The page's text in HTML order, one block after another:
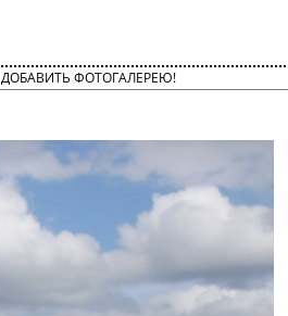
ДОБАВИТЬ ФОТОГАЛЕРЕЮ!